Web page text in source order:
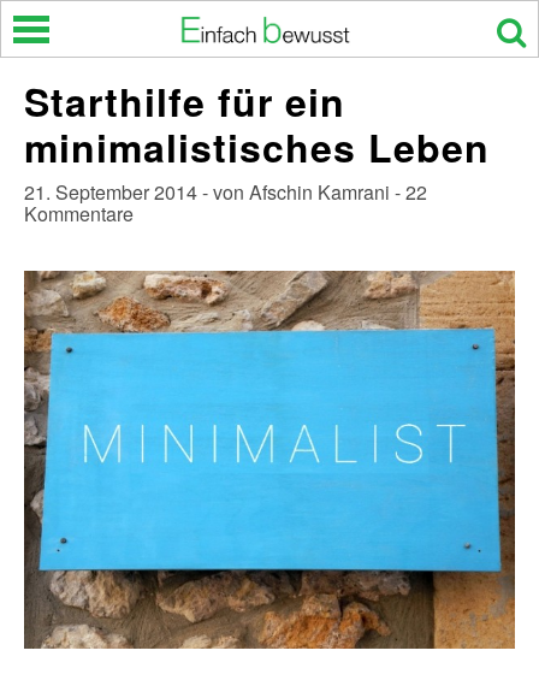
Skip
Starthilfe für ein
minimalistisches Leben
21. September 2014 - von Afschin Kamrani - 22
Kommentare